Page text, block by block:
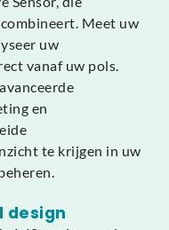
Meet uw
uw
vanaf uw pols.
en
te krijgen in uw
design